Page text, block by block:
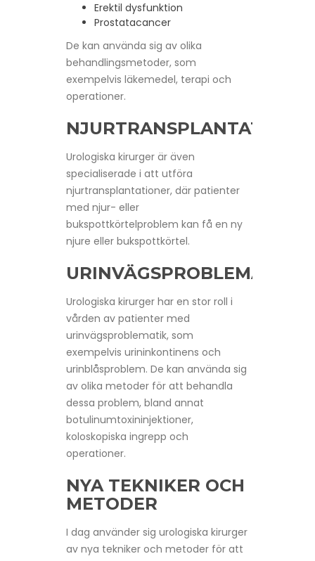
Erektil dysfunktion
Prostatacancer
De kan använda sig av olika
behandlingsmetoder, som
exempelvis läkemedel, terapi och
operationer.
Urologiska kirurger är även
specialiserade i att utföra
njurtransplantationer, där patienter
med njur- eller
bukspottkörtelproblem kan få en ny
njure eller bukspottkörtel.
URINVÄGSPROBLEMATIK
Urologiska kirurger har en stor roll i
vården av patienter med
urinvägsproblematik, som
exempelvis urininkontinens och
urinblåsproblem. De kan använda sig
av olika metoder för att behandla
dessa problem, bland annat
botulinumtoxininjektioner,
koloskopiska ingrepp och
operationer.
NYA TEKNIKER OCH
METODER
I dag använder sig urologiska kirurger
av nya tekniker och metoder för att